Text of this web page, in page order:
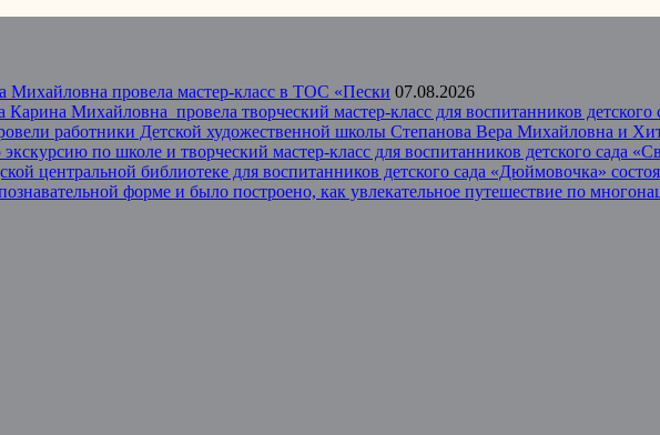
Михайловна провела мастер-класс в ТОС «Пески 07.08.2026
Михайловна провела творческий мастер-класс для воспитанников детского
работники Детской художественной школы Степанова Вера Михайловна и
по школе и творческий мастер-класс для воспитанников детского сада
центральной библиотеке для воспитанников детского сада «Дюймовочка»
форме и было построено, как увлекательное путешествие по